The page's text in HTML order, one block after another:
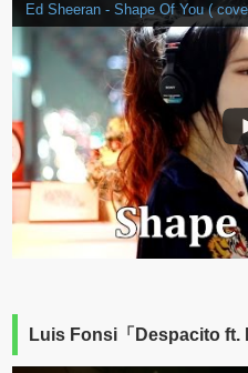
Ed Sheeran - Shape Of You (
Luis Fonsi「Despacito ft.